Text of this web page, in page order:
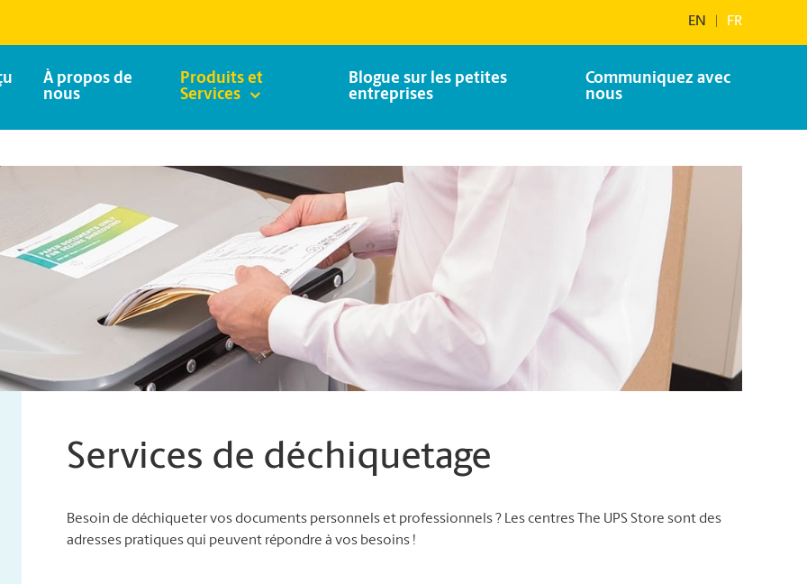
EN FR
À propos de
nous
Produits et
Services
Blogue sur les petites
entreprises
Communiquez avec
nous
Services de déchiquetage
Besoin de déchiqueter vos documents personnels et professionnels ? Les centres The UPS Store sont des
adresses pratiques qui peuvent répondre à vos besoins !